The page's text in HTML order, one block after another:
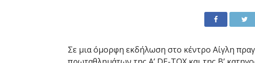
Σε μια όμορφη εκδήλωση στο κέντρο Αίγλη